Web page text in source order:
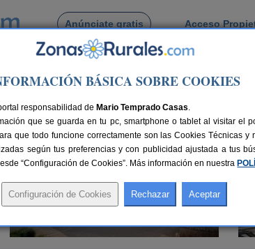
Anúnciate gratis Acceso
por pueblo
Sedó
Cal Ponç de Belians
BÁSICA SOBRE COOKIES
responsabilidad de Mario Temprado Casas.
que se guarda en tu pc, smartphone o tablet al visitar el
que todo funcione correctamente son las Cookies Técnicas
según tus preferencias y con publicidad ajustada a tus
“Configuración de Cookies”. Más información en nuestra